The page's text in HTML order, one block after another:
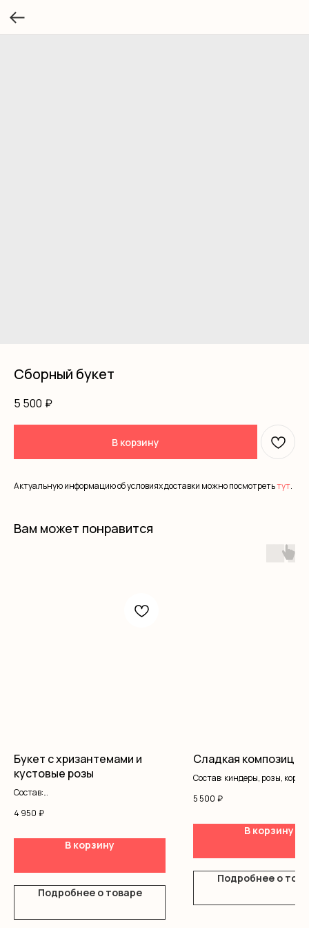
Сборный букет
5 500 ₽
В корзину
Актуальную информацию об условиях доставки можно посмотретьтут.
Вам может понравится
Букет с хризантемами и
кустовые розы
Состав:
Хризантемы 3
Диантус 2
4 950 ₽
В корзину
Подробнее о товаре
Сладкая композиция
Состав: киндеры, розы,
5 500 ₽
В корзину
Подробнее о